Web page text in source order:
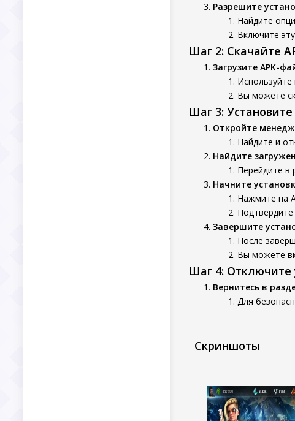
Разрешите
Найдите
Включите
Шаг 2: Скачайте
Загрузите APK-
Используйте
Вы можете
Шаг 3:
Откройте
Найдите и
Найдите
Перейдите в
Начните
Нажмите на
Подтвердите
Завершите
После
Вы можете
Шаг 4: Отключите
Вернитесь в
Для
Скриншоты